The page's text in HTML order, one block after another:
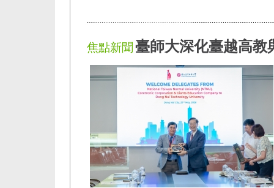
焦點新聞臺師大深化臺越高教